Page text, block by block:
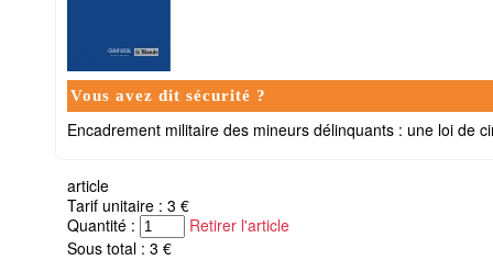
Vous avez dit sécurité ?
Encadrement militaire des mineurs délinquants : une loi de
article
Tarif unitaire : 3 €
Quantité :
Retirer l'article
Sous total : 3 €